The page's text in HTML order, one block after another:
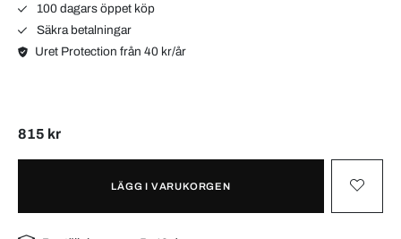
100 dagars öppet köp
Säkra betalningar
Uret Protection från 40 kr/år
815 kr
LÄGG I VARUKORGEN